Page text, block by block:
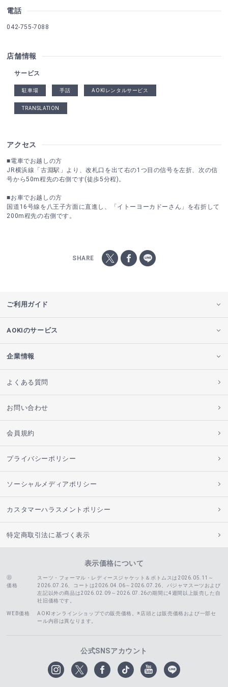
電話
042-755-7088
店舗情報
サービス
駐車場 手話 AOKIレンタルサービス
TRANSLATION
アクセス
■電車でお越しの方
JR横浜線「古淵駅」より、改札口を出て右の1つ目の信号を左折、次の信
号から50m程先の右側です(徒歩5分程)。
■お車でお越しの方
国道16号線を八王子方面に直進し、「イトーヨーカドーさん」を右折して
200m程先の右側です。
SHARE
ご利用ガイド
AOKIのサービス
企業情報
よくある質問
お問い合わせ
会員規約
プライバシーポリシー
ソーシャルメディアポリシー
カスタマーハラスメントポリシー
特定商取引法に基づく表示
表示価格について
価格
スーツ・フォーマル・レディースジャケット＆ボトムスは2026.05.11～
2026.07.26、コートは2026.04.06～2026.07.26、
パジャマスーツおよび
左記以外の商品は2026.02.09～2026.07.26の期間に4週間以上販売した自
社旧価格です。
WEB価格
AOKIオンラインショップでの販売価格。※店頭とは販売価格および一部セ
ール内容は異なります。
公式SNSアカウント